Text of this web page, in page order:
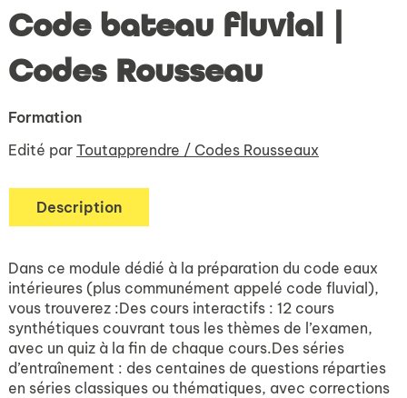
Code bateau fluvial |
Codes Rousseau
Formation
Edité par Toutapprendre / Codes Rousseaux
Description
Dans ce module dédié à la préparation du code eaux
intérieures (plus communément appelé code fluvial),
vous trouverez :Des cours interactifs : 12 cours
synthétiques couvrant tous les thèmes de l’examen,
avec un quiz à la fin de chaque cours.Des séries
d’entraînement : des centaines de questions réparties
en séries classiques ou thématiques, avec corrections